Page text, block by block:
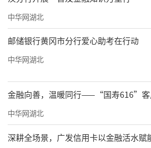
眼识坑 安全金融”趣味金融教育宣传活动
中华网湖北
邮储银行黄冈市分行爱心助考在行动
中华网湖北
金融向善，温暖同行——“国寿616”客
中华网湖北
深耕全场景，广发信用卡以金融活水赋